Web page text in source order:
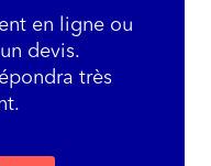
en ligne ou
devis.
très